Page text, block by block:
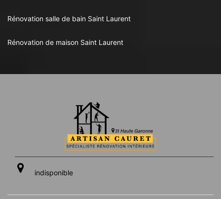
Rénovation salle de bain Saint Laurent
Rénovation de maison Saint Laurent
indisponible